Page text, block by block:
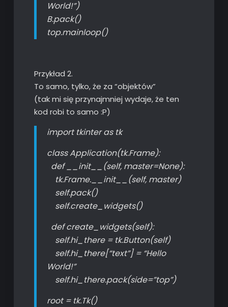
World!”)
B.pack()
top.mainloop()
Przykład 2.
To samo, tylko, że za “objektów”
(tak mi się przynajmniej wydaje, że ten
kod robi to samo :P)
import tkinter as tk
class Application(tk.Frame):
def __init__(self, master=None):
tk.Frame.__init__(self, master)
self.pack()
self.create_widgets()
def create_widgets(self):
self.hi_there = tk.Button(self)
self.hi_there[“text”] = “Hello
World!”
self.hi_there.pack(side=”top”)
root = tk.Tk()